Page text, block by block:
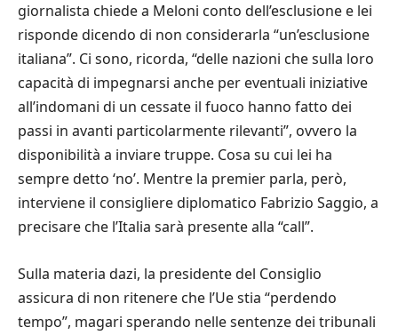
giornalista chiede a Meloni conto dell’esclusione e lei
risponde dicendo di non considerarla “un’esclusione
italiana”. Ci sono, ricorda, “delle nazioni che sulla loro
capacità di impegnarsi anche per eventuali iniziative
all’indomani di un cessate il fuoco hanno fatto dei
passi in avanti particolarmente rilevanti”, ovvero la
disponibilità a inviare truppe. Cosa su cui lei ha
sempre detto ‘no’. Mentre la premier parla, però,
interviene il consigliere diplomatico Fabrizio Saggio, a
precisare che l’Italia sarà presente alla “call”.
Sulla materia dazi, la presidente del Consiglio
assicura di non ritenere che l’Ue stia “perdendo
tempo”, magari sperando nelle sentenze dei tribunali